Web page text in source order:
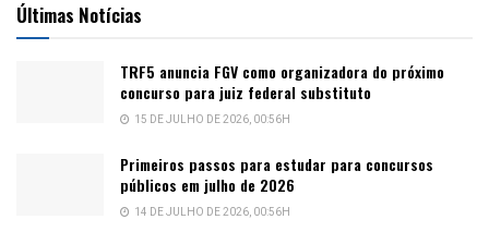
Últimas Notícias
TRF5 anuncia FGV como organizadora do próximo
concurso para juiz federal substituto
15 DE JULHO DE 2026, 00:56H
Primeiros passos para estudar para concursos
públicos em julho de 2026
14 DE JULHO DE 2026, 00:56H